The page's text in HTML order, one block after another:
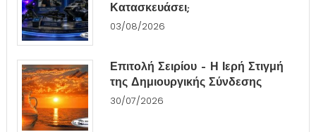
Κατασκευάσει;
03/08/2026
Επιτολή Σειρίου – Η Ιερή Στιγμή
της Δημιουργικής Σύνδεσης
30/07/2026